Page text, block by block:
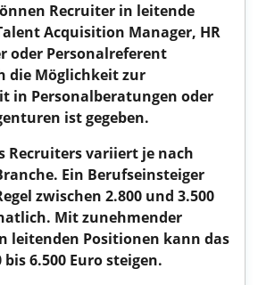
Recruiter in leitende
Acquisition Manager, HR
oder Personalreferent
die Möglichkeit zur
in Personalberatungen oder
ist gegeben.
Recruiters variiert je nach
Ein Berufseinsteiger
zwischen 2.800 und 3.500
Mit zunehmender
leitenden Positionen kann das
bis 6.500 Eurosteigen.